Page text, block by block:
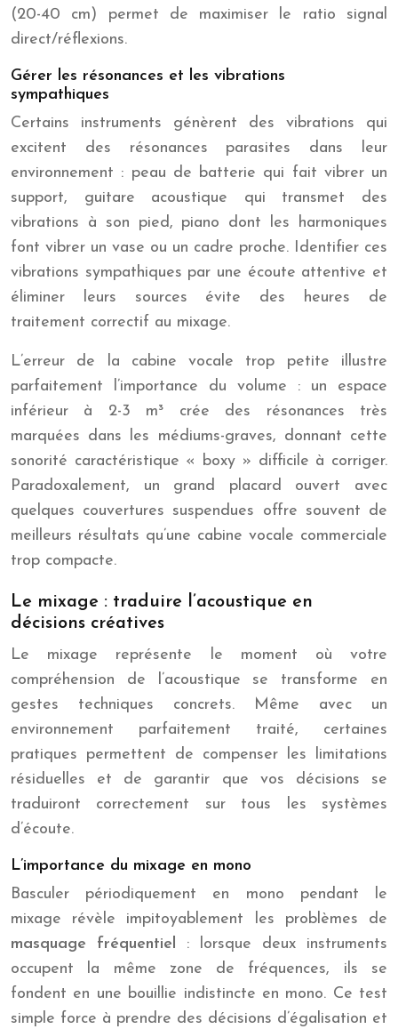
(20-40 cm) permet de maximiser le ratio signal
direct/réflexions.
Gérer les résonances et les vibrations
sympathiques
Certains instruments génèrent des vibrations qui
excitent des résonances parasites dans leur
environnement : peau de batterie qui fait vibrer un
support, guitare acoustique qui transmet des
vibrations à son pied, piano dont les harmoniques
font vibrer un vase ou un cadre proche. Identifier ces
vibrations sympathiques par une écoute attentive et
éliminer leurs sources évite des heures de
traitement correctif au mixage.
L’erreur de la cabine vocale trop petite illustre
parfaitement l’importance du volume : un espace
inférieur à 2-3 m³ crée des résonances très
marquées dans les médiums-graves, donnant cette
sonorité caractéristique « boxy » difficile à corriger.
Paradoxalement, un grand placard ouvert avec
quelques couvertures suspendues offre souvent de
meilleurs résultats qu’une cabine vocale commerciale
trop compacte.
Le mixage : traduire l’acoustique en
décisions créatives
Le mixage représente le moment où votre
compréhension de l’acoustique se transforme en
gestes techniques concrets. Même avec un
environnement parfaitement traité, certaines
pratiques permettent de compenser les limitations
résiduelles et de garantir que vos décisions se
traduiront correctement sur tous les systèmes
d’écoute.
L’importance du mixage en mono
Basculer périodiquement en mono pendant le
mixage révèle impitoyablement les problèmes de
masquage fréquentiel : lorsque deux instruments
occupent la même zone de fréquences, ils se
fondent en une bouillie indistincte en mono. Ce test
simple force à prendre des décisions d’égalisation et